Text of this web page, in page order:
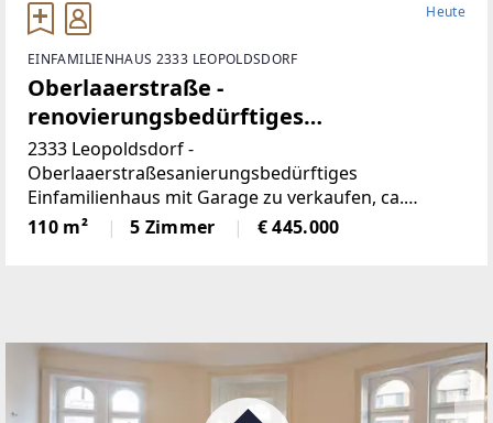
Heute
EINFAMILIENHAUS 2333 LEOPOLDSDORF
Oberlaaerstraße -
renovierungsbedürftiges
Einfamilienhaus mit Garage
2333 Leopoldsdorf -
Oberlaaerstraßesanierungsbedürftiges
Einfamilienhaus mit Garage zu verkaufen, ca.
110,00m2 Wohnfläche (aufgeteilt auf EG und DG)
zzgl. Keller (inkl. Garage), Grundstücksfläche: ca.
110 m² 5 Zimmer € 445.000